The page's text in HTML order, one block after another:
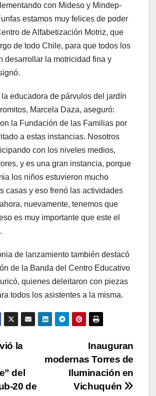
con Mideso y Mindep-
estamos muy felices de poder
de Alfabetización Motriz, que
de todo Chile, para que todos los
desarrollar la motricidad fina y
la educadora de párvulos del jardín
Marcela Daza, aseguró:
la Fundación de las Familias por
a estas instancias. Nosotros
con los niveles medios,
y es una gran instancia, porque
los niños estuvieron mucho
casas y eso frenó las actividades
nuevamente, tenemos que
es muy importante que este el
de lanzamiento también destacó
de la Banda del Centro Educativo
quienes deleitaron con piezas
todos los asistentes a la misma.
Inauguran
modernas Torres de
Iluminación en
Vichuquén
la
del
20 de